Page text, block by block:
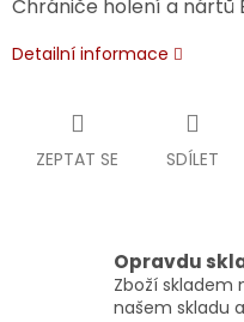
Chrániče holení a nártů
Detailní informace
ZEPTAT SE SDÍLET
Opravdu
Zboží skladem
našem skladu